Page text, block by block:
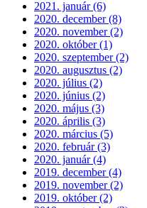
2021. január (6)
2020. december (8)
2020. november (2)
2020. október (1)
2020. szeptember (2)
2020. augusztus (2)
2020. július (2)
2020. június (2)
2020. május (3)
2020. április (3)
2020. március (5)
2020. február (3)
2020. január (4)
2019. december (4)
2019. november (2)
2019. október (2)